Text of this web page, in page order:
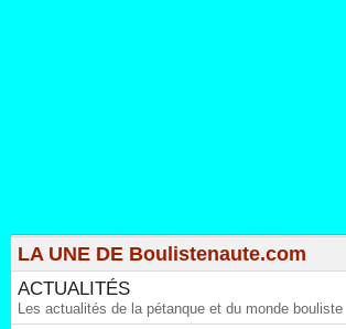
LA UNE DE Boulistenaute.com
ACTUALITÉS
Les actualités de la pétanque et du monde bouliste